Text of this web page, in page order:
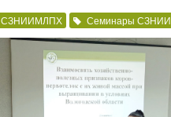
СЗНИИМЛПХ Семинары СЗНИИ